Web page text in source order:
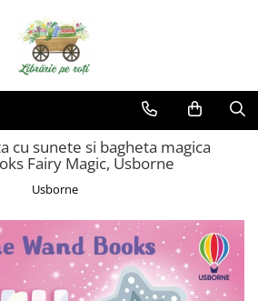
cu sunete si bagheta magica
Fairy Magic, Usborne
Usborne